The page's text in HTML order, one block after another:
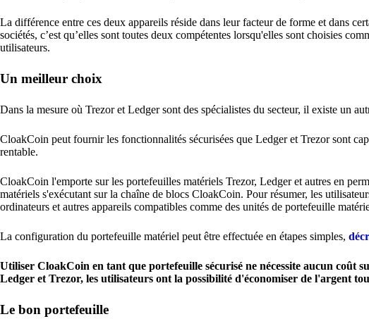
La différence entre ces deux appareils réside dans leur facteur de forme et dans
sociétés, c’est qu’elles sont toutes deux compétentes lorsqu'elles sont choisies
utilisateurs.
Un meilleur choix
Dans la mesure où Trezor et Ledger sont des spécialistes du secteur, il existe un
CloakCoin peut fournir les fonctionnalités sécurisées que Ledger et Trezor sont
rentable.
CloakCoin l'emporte sur les portefeuilles matériels Trezor, Ledger et autres en
matériels s'exécutant sur la chaîne de blocs CloakCoin. Pour résumer, les
ordinateurs et autres appareils compatibles comme des unités de portefeuille
La configuration du portefeuille matériel peut être effectuée en étapes simples,
Utiliser CloakCoin en tant que portefeuille sécurisé ne nécessite aucun coût
Ledger et Trezor, les utilisateurs ont la possibilité d'économiser de l'argent
Le bon portefeuille